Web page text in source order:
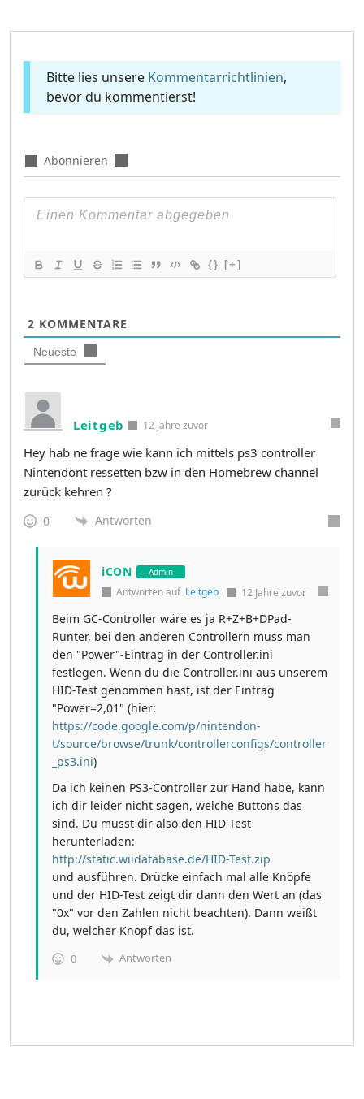
Bitte lies unsere Kommentarrichtlinien,
bevor du kommentierst!
Abonnieren
{} [+]
2 KOMMENTARE
Neueste
Leitgeb 12 Jahre zuvor
Hey hab ne frage wie kann ich mittels ps3 controller
Nintendont ressetten bzw in den Homebrew channel
zurück kehren ?
0 Antworten
iCON Admin
Antworten auf Leitgeb 12 Jahre zuvor
Beim GC-Controller wäre es ja R+Z+B+DPad-
Runter, bei den anderen Controllern muss man
den "Power"-Eintrag in der Controller.ini
festlegen. Wenn du die Controller.ini aus unserem
HID-Test genommen hast, ist der Eintrag
"Power=2,01" (hier:
https://code.google.com/p/nintendon-
t/source/browse/trunk/controllerconfigs/controller
_ps3.ini)
Da ich keinen PS3-Controller zur Hand habe, kann
ich dir leider nicht sagen, welche Buttons das
sind. Du musst dir also den HID-Test
herunterladen:
http://static.wiidatabase.de/HID-Test.zip
und ausführen. Drücke einfach mal alle Knöpfe
und der HID-Test zeigt dir dann den Wert an (das
"0x" vor den Zahlen nicht beachten). Dann weißt
du, welcher Knopf das ist.
0 Antworten